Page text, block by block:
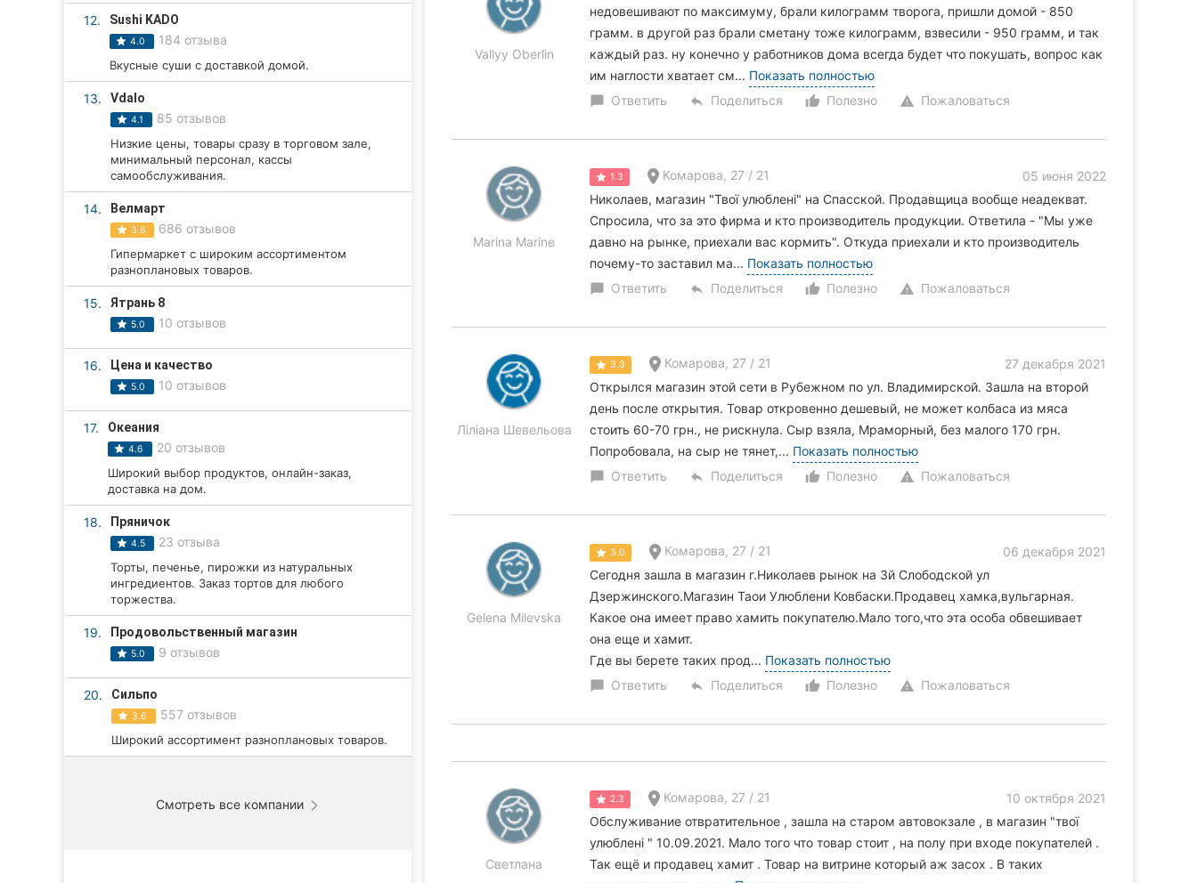
Ивано-Франковск
12. Sushi KADO
4.0 184 отзыва
Вкусные суши с доставкой домой.
13. Vdalo
4.1 85 отзывов
Низкие цены, товары сразу в торговом зале,
минимальный персонал, кассы
самообслуживания.
14. Велмарт
3.8 686 отзывов
Гипермаркет с широким ассортиментом
разноплановых товаров.
15. Ятрань 8
5.0 10 отзывов
16. Цена и качество
5.0 10 отзывов
17. Океания
4.6 20 отзывов
Широкий выбор продуктов, онлайн-заказ,
доставка на дом.
18. Пряничок
4.5 23 отзыва
Торты, печенье, пирожки из натуральных
ингредиентов. Заказ тортов для любого
торжества.
19. Продовольственный магазин
5.0 9 отзывов
20. Сильпо
3.6 557 отзывов
Широкий ассортимент разноплановых товаров.
Смотреть все компании
Vallyy Oberlin
недовешивают по максимуму, брали килограмм творога, пришли домой - 850
грамм. в другой раз брали сметану тоже килограмм, взвесили - 950 грамм, и так
каждый раз. ну конечно у работников дома всегда будет что покушать, вопрос как
им наглости хватает см... Показать полностью
chat_bubble Ответить reply Поделиться thumb_up_alt
Полезно warning Пожаловаться
Marina Marine
1.3 Комарова, 27 / 21
05 июня 2022
Николаев, магазин "Твої улюблені" на Спасской. Продавщица вообще неадекват.
Спросила, что за это фирма и кто производитель продукции. Ответила - "Мы уже
давно на рынке, приехали вас кормить". Откуда приехали и кто производитель
почему-то заставил ма... Показать полностью
chat_bubble Ответить reply Поделиться thumb_up_alt
Полезно warning Пожаловаться
Ліліана Шевельова
3.3 Комарова, 27 / 21
27 декабря 2021
Открылся магазин этой сети в Рубежном по ул. Владимирской. Зашла на второй
день после открытия. Товар откровенно дешевый, не может колбаса из мяса
стоить 60-70 грн., не рискнула. Сыр взяла, Мраморный, без малого 170 грн.
Попробовала, на сыр не тянет,... Показать полностью
chat_bubble Ответить reply Поделиться thumb_up_alt
Полезно warning Пожаловаться
Gelena Milevska
3.0 Комарова, 27 / 21
06 декабря 2021
Сегодня зашла в магазин г.Николаев рынок на 3й Слободской ул
Дзержинского.Магазин Таои Улюблени Ковбаски.Продавец хамка,вульгарная.
Какое она имеет право хамить покупателю.Мало того,что эта особа обвешивает
она еще и хамит.
Где вы берете таких прод... Показать полностью
chat_bubble Ответить reply Поделиться thumb_up_alt
Полезно warning Пожаловаться
Светлана
2.3 Комарова, 27 / 21
10 октября 2021
Обслуживание отвратительное , зашла на старом автовокзале , в магазин "твої
улюблені " 10.09.2021. Мало того что товар стоит , на полу при входе покупателей .
Так ещё и продавец хамит . Товар на витрине который аж засох . В таких